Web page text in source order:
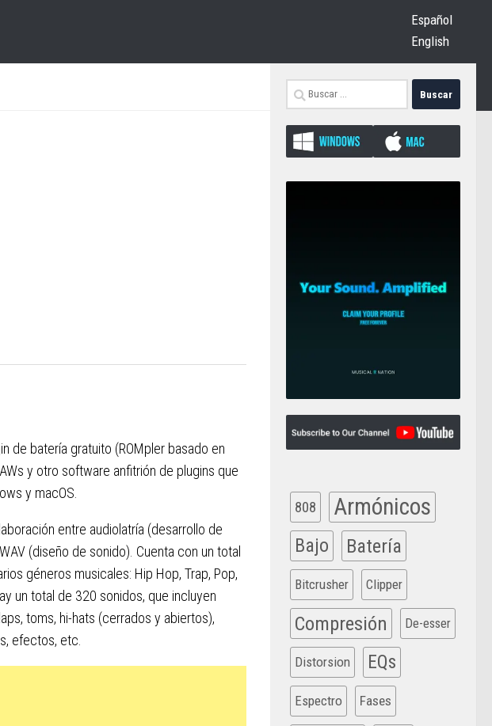
Español
English
de batería gratuito (ROMpler basado en
y otro software anfitrión de plugins que
y macOS.
entre audiolatría (desarrollo de
(diseño de sonido). Cuenta con un total
géneros musicales: Hip Hop, Trap, Pop,
un total de 320 sonidos, que incluyen
toms, hi-hats (cerrados y abiertos),
efectos, etc.
Buscar:
808 Armónicos
Bajo Batería
Bitcrusher Clipper
Compresión De-esser
Distorsion EQs
Espectro Fases